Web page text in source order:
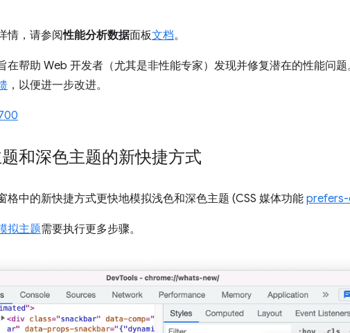
情，请参阅性能分析数据面板文档。
在帮助 Web 开发者（尤其是非性能专家）发现并修复潜在的性能问
，以便进一步改进。
和深色主题的新快捷方式
格中的新快捷方式更快地模拟浅色和深色主题 (CSS 媒体功能
拟主题需要执行更多步骤。